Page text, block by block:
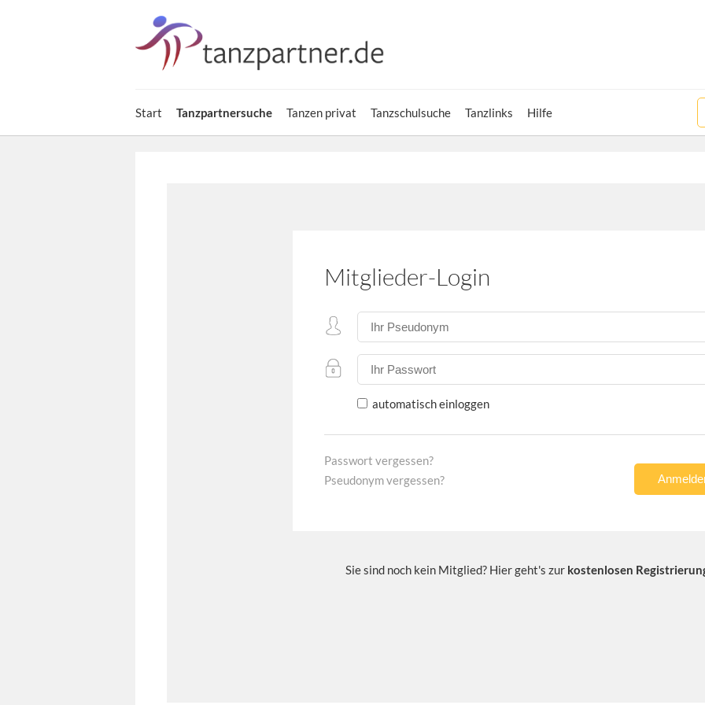
Start Tanzpartnersuche Tanzen privat Tanzschulsuche Tanzlinks Hilfe
Mitglieder-Login
automatisch einloggen
Passwort vergessen?
Pseudonym vergessen?
Sie sind noch kein Mitglied? Hier geht's zur kostenlosen